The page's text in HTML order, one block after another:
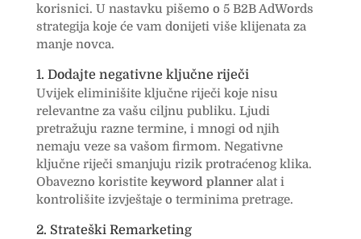
korisnici. U nastavku pišemo o 5 B2B AdWords
strategija koje će vam donijeti više klijenata za
manje novca.
1. Dodajte negativne ključne riječi
Uvijek eliminišite ključne riječi koje nisu
relevantne za vašu ciljnu publiku. Ljudi
pretražuju razne termine, i mnogi od njih
nemaju veze sa vašom firmom. Negativne
ključne riječi smanjuju rizik protraćenog klika.
Obavezno koristite keyword planneralat i
kontrolišite izvještaje o terminima pretrage.
2. Strateški Remarketing